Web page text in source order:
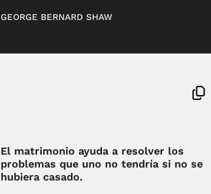
GEORGE BERNARD SHAW
El matrimonio ayuda a resolver los
problemas que uno no tendría si no se
hubiera casado.